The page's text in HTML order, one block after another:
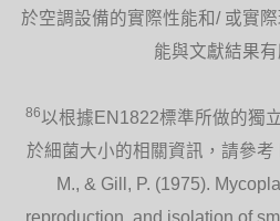
於空調設備的實際性能和/ 或實
能與文獻結果有
86以根據EN1822標準所做的獨
於細菌大小的相關資訊，請參考
M., & Gill, P. (1975).
reproduction, and isolation of